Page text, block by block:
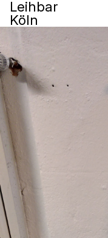
Leihbar
Köln